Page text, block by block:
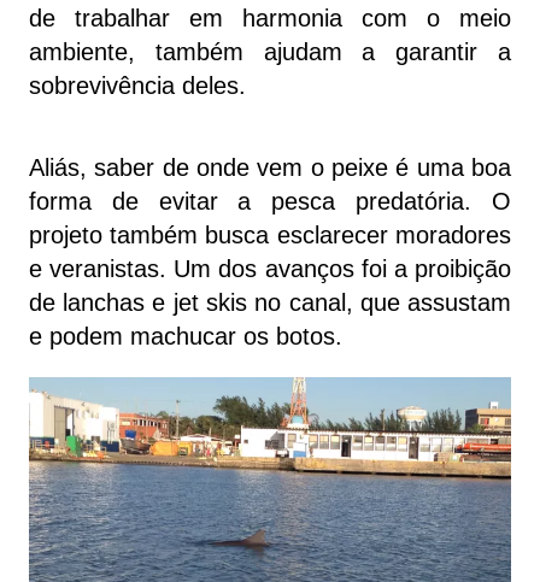
de trabalhar em harmonia com o meio
ambiente, também ajudam a garantir a
sobrevivência deles.
Aliás, saber de onde vem o peixe é uma boa
forma de evitar a pesca predatória. O
projeto também busca esclarecer moradores
e veranistas. Um dos avanços foi a proibição
de lanchas e jet skis no canal, que assustam
e podem machucar os botos.